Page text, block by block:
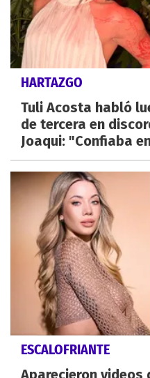
HARTAZGO
Tuli Acosta habló
de tercera en
Joaqui: "Confiaba
ESCALOFRIANTE